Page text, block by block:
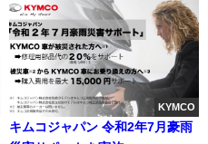
KYMCO
キムコジャパン 令和2年7月豪雨